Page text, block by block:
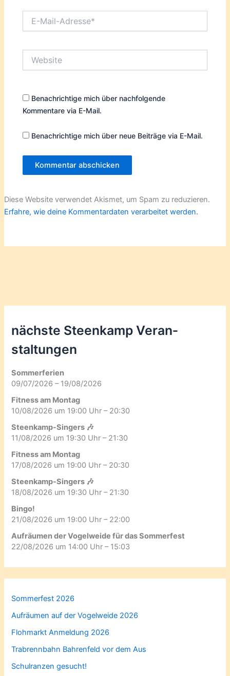
Mail-
Benachrichtige mich über nachfolgende
Kommentare via E-Mail.
Benachrichtige mich über neue Beiträge via E-Mail.
Diese Website verwendet Akismet, um Spam zu reduzieren.
Erfahre, wie deine Kommentardaten verarbeitet werden.
nächste Steenkamp Veran­
staltungen
Sommerferien
09/07/2026 – 19/08/2026
Fitness am Montag
10/08/2026 um 19:00 Uhr – 20:30
Steenkamp-Singers 🎶
11/08/2026 um 19:30 Uhr – 21:30
Fitness am Montag
17/08/2026 um 19:00 Uhr – 20:30
Steenkamp-Singers 🎶
18/08/2026 um 19:30 Uhr – 21:30
Bingo!
21/08/2026 um 19:00 Uhr – 22:00
Aufräumen der Vogelweide für das Sommerfest
22/08/2026 um 14:00 Uhr – 15:03
Sommerfest 2026
Aufräumen auf der Vogelweide 2026
Flohmarkt Anmeldung 2026
Trabrennbahn Bahrenfeld vor dem Aus
Schulranzen gesucht!